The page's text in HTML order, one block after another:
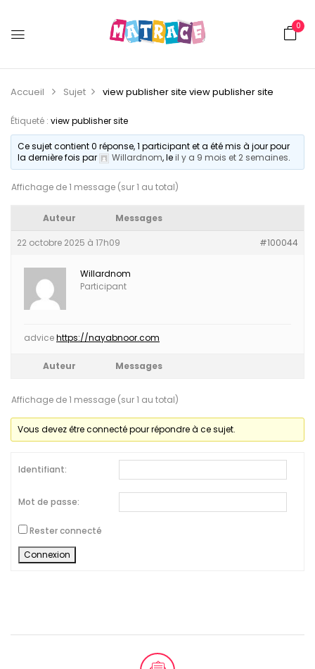
0
Accueil Sujet view publisher site view publisher site
Étiqueté : view publisher site
Ce sujet contient 0 réponse, 1 participant et a été mis à jour pour
la dernière fois par
Willardnom, leil y a 9 mois et 2 semaines.
Affichage de 1 message (sur 1 au total)
Auteur Messages
22 octobre 2025 à 17h09 #100044
Willardnom
Participant
advicehttps://nayabnoor.com
Auteur Messages
Affichage de 1 message (sur 1 au total)
Vous devez être connecté pour répondre à ce sujet.
Identifiant:
Mot de passe:
Rester connecté
Connexion